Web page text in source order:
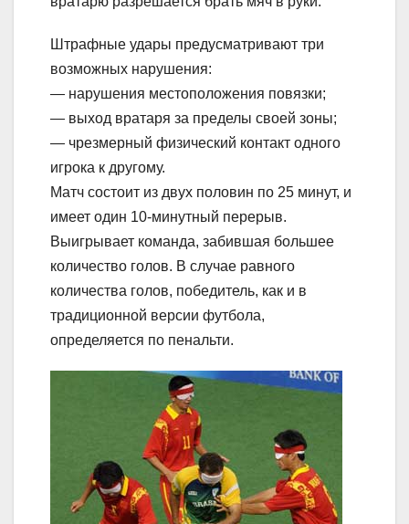
Штрафные удары предусматривают три
возможных нарушения:
— нарушения местоположения повязки;
— выход вратаря за пределы своей зоны;
— чрезмерный физический контакт одного
игрока к другому.
Матч состоит из двух половин по 25 минут, и
имеет один 10-минутный перерыв.
Выигрывает команда, забившая большее
количество голов. В случае равного
количества голов, победитель, как и в
традиционной версии футбола,
определяется по пенальти.